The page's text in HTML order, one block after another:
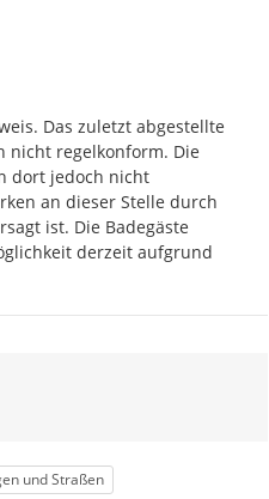
Das zuletzt abgestellte
nicht regelkonform. Die
dort jedoch nicht
an dieser Stelle durch
ist. Die Badegäste
derzeit aufgrund
und Straßen